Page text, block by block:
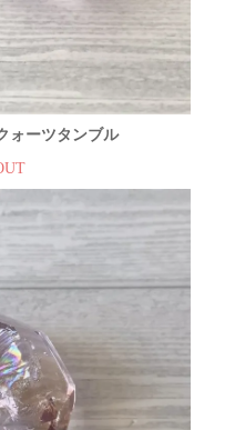
ォーツタンブル